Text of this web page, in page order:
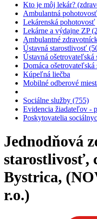
Kto je môj lekár?
Ambulantná
Lekárenská pohotovosť
Lekárne a výdajne ZP
Ambulantné
Ústavná starostlivosť
Ústavná ošetrovateľská
Domáca
Kúpeľná liečba
Mobilné odberové
Sociálne služby (755)
Evidencia žiadateľov -
Poskytovatelia
Jednodňová
starostlivosť,
Bystrica,
r.o.)